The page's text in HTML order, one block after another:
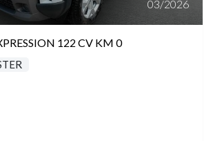
03/2026
122 CV KM 0